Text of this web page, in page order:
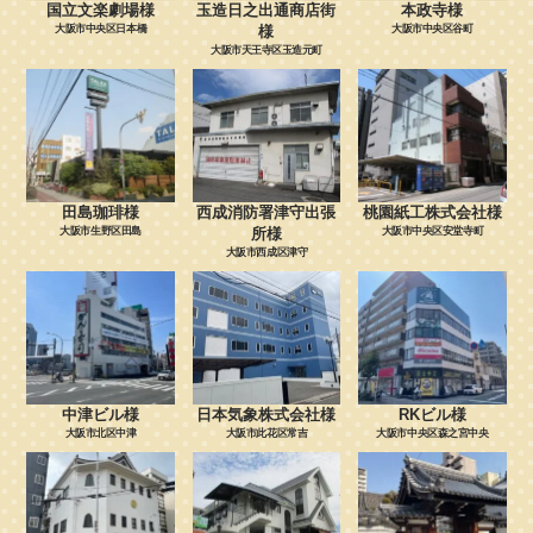
国立文楽劇場様
大阪市中央区日本橋
玉造日之出通商店街
様
大阪市天王寺区玉造元町
本政寺様
大阪市中央区谷町
田島珈琲様
大阪市生野区田島
西成消防署津守出張
所様
大阪市西成区津守
桃園紙工株式会社様
大阪市中央区安堂寺町
中津ビル様
大阪市北区中津
日本気象株式会社様
大阪市此花区常吉
RKビル様
大阪市中央区森之宮中央